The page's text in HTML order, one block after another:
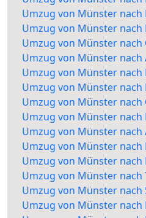
Umzug von Münster
Umzug von Münster
Umzug von Münster nach
Umzug von Münster nach
Umzug von Münster nach
Umzug von Münster
Umzug von Münster
Umzug von Münster nach
Umzug von Münster nach
Umzug von Münster nach
Umzug von Münster
Umzug von Münster nach
Umzug von Münster nach
Umzug von Münster